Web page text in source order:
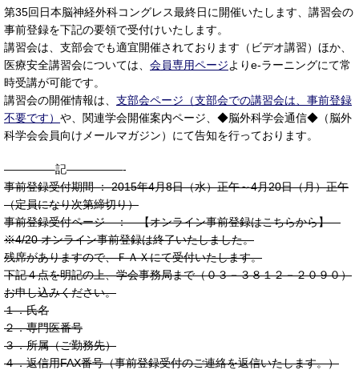
第35回日本脳神経外科コングレス最終日に開催いたします、講習会の
事前登録を下記の要領で受付けいたします。
講習会は、支部会でも適宜開催されております（ビデオ講習）ほか、
医療安全講習会については、 会員専用ページよりe-ラーニングにて常
時受講が可能です。
講習会の開催情報は、 支部会ページ（支部会での講習会は、事前登録
不要です） や、関連学会開催案内ページ、◆脳外科学会通信◆（脳外
科学会会員向けメールマガジン）にて告知を行っております。
————–記—————-
事前登録受付期間 ： 2015年4月8日（水）正午～4月20日（月）正午
（定員になり次第締切り）
事前登録受付ページ ： 【オンライン事前登録はこちらから】
※4/20 オンライン事前登録は終了いたしました。
残席がありますので、ＦＡＸにて受付いたします。
下記４点を明記の上、学会事務局まで（０３－３８１２－２０９０）
お申し込みください。
１．氏名
２．専門医番号
３．所属（ご勤務先）
４．返信用FAX番号（事前登録受付のご連絡を返信いたします。）